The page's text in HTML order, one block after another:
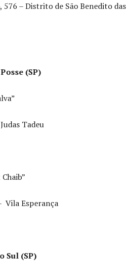
– Distrito de São Benedito das
(SP)
Tadeu
Vila Esperança
Sul (SP)